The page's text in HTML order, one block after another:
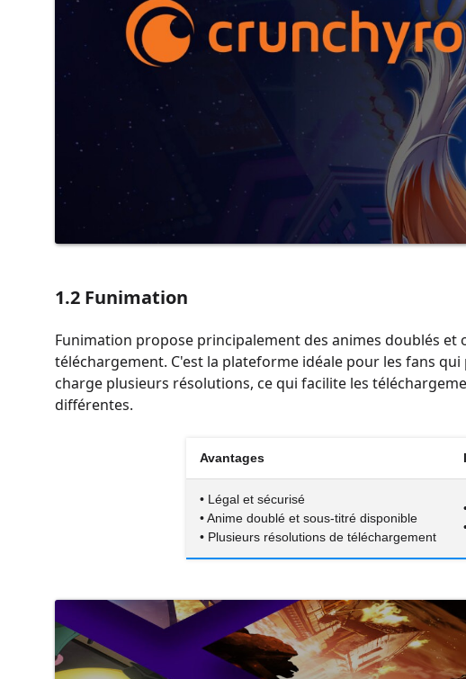
1.2 Funimation
Funimation propose principalement des animes doublés
téléchargement. C'est la plateforme idéale pour les fans
charge plusieurs résolutions, ce qui facilite les
différentes.
Avantages
• Légal et sécurisé
• Anime doublé et sous-titré disponible
• Plusieurs résolutions de téléchargement